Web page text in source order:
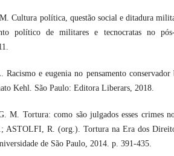
Cultura política, questão social e ditadura
político de militares e tecnocratas no
Racismo e eugenia no pensamento
Kehl. São Paulo: Editora Liberars, 2018.
M. Tortura: como são julgados esses crimes
ASTOLFI, R. (org.). Tortura na Era dos
de São Paulo, 2014. p. 391-435.